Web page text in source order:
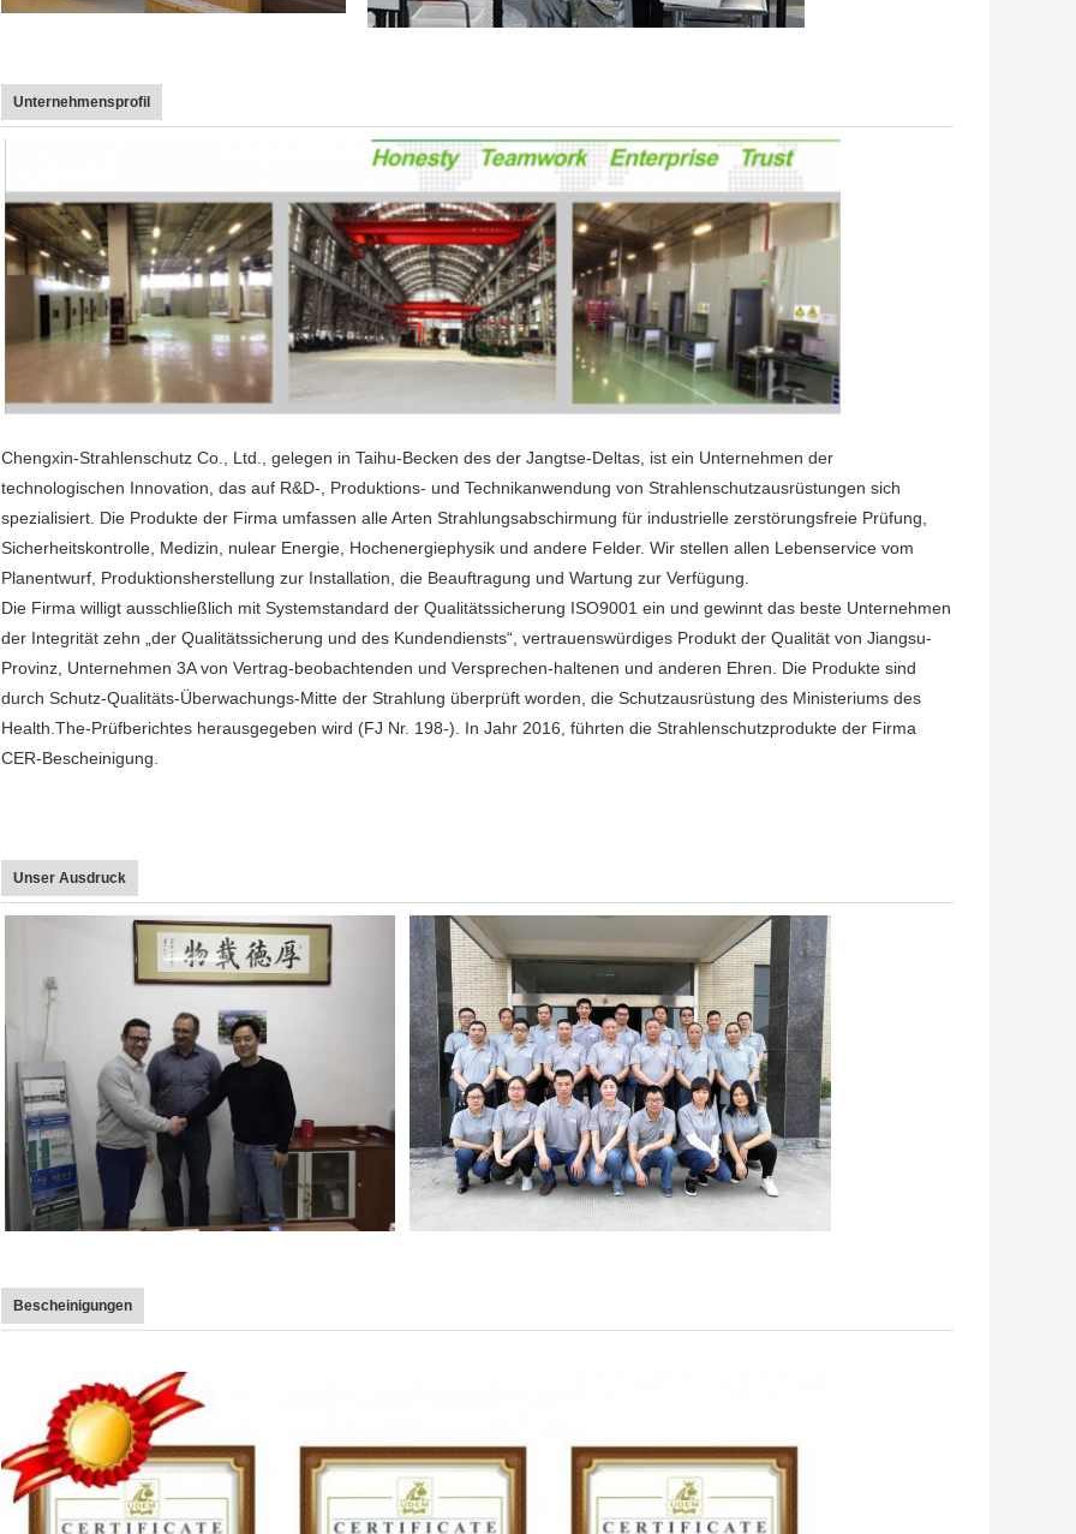
Unternehmensprofil
Chengxin-Strahlenschutz Co., Ltd., gelegen in Taihu-Becken des der Jangtse-Deltas, ist ein Unternehmen der
technologischen Innovation, das auf R&D-, Produktions- und Technikanwendung von Strahlenschutzausrüstungen sich
spezialisiert. Die Produkte der Firma umfassen alle Arten Strahlungsabschirmung für industrielle zerstörungsfreie Prüfung,
Sicherheitskontrolle, Medizin, nulear Energie, Hochenergiephysik und andere Felder. Wir stellen allen Lebenservice vom
Planentwurf, Produktionsherstellung zur Installation, die Beauftragung und Wartung zur Verfügung.
Die Firma willigt ausschließlich mit Systemstandard der Qualitätssicherung ISO9001 ein und gewinnt das beste Unternehmen
der Integrität zehn „der Qualitätssicherung und des Kundendiensts“, vertrauenswürdiges Produkt der Qualität von Jiangsu-
Provinz, Unternehmen 3A von Vertrag-beobachtenden und Versprechen-haltenen und anderen Ehren. Die Produkte sind
durch Schutz-Qualitäts-Überwachungs-Mitte der Strahlung überprüft worden, die Schutzausrüstung des Ministeriums des
Health.The-Prüfberichtes herausgegeben wird (FJ Nr. 198-). In Jahr 2016, führten die Strahlenschutzprodukte der Firma
CER-Bescheinigung.
Unser Ausdruck
Bescheinigungen